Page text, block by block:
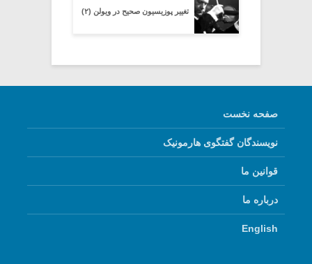
تغییر پوزیسیون صحیح در ویولن (۲)
صفحه نخست
نویسندگان گفتگوی هارمونیک
قوانین ما
درباره ما
English